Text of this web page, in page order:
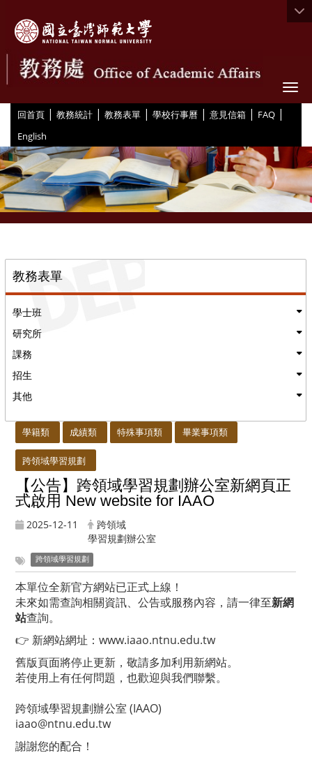
回首頁 | 教務統計 | 教務表單 | 學校行事曆 | 意見信箱 | FAQ |
English
教務表單
學士班
研究所
課務
招生
其他
學籍類 成績類 特殊事項類 畢業事項類
跨領域學習規劃
【公告】跨領域學習規劃辦公室新網頁正
式啟用 New website for IAAO
2025-12-11
跨領域
學習規劃辦公室
跨領域學習規劃
本單位全新官方網站已正式上線！
未來如需查詢相關資訊、公告或服務內容，請一律至新網
站查詢。
👉 新網站網址： www.iaao.ntnu.edu.tw
舊版頁面將停止更新，敬請多加利用新網站。
若使用上有任何問題，也歡迎與我們聯繫。
跨領域學習規劃辦公室 (IAAO)
iaao@ntnu.edu.tw
謝謝您的配合！